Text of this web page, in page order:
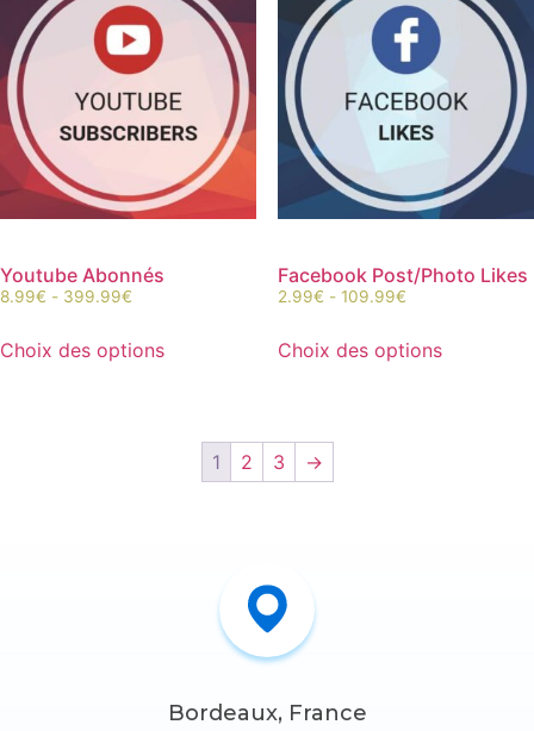
Youtube Abonnés
8.99€ - 399.99€
Choix des options
Facebook Post/Photo Likes
2.99€ - 109.99€
Choix des options
1 2 3 →
Bordeaux, France